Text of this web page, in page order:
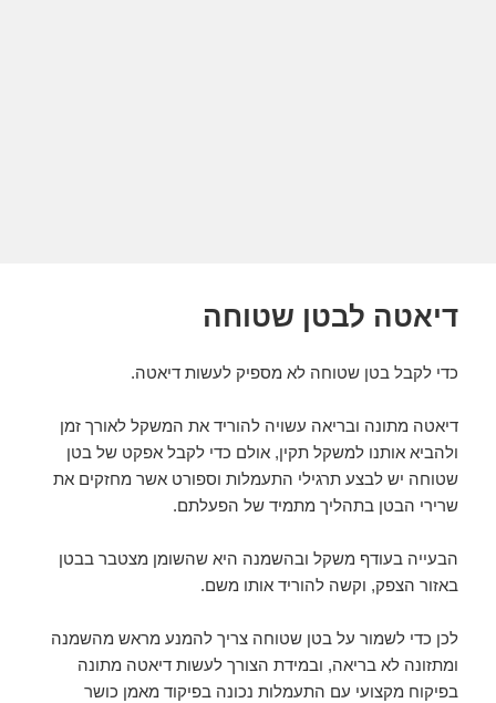
דיאטה לבטן שטוחה
כדי לקבל בטן שטוחה לא מספיק לעשות דיאטה.
דיאטה מתונה ובריאה עשויה להוריד את המשקל לאורך זמן
ולהביא אותנו למשקל תקין, אולם כדי לקבל אפקט של בטן
שטוחה יש לבצע תרגילי התעמלות וספורט אשר מחזקים את
שרירי הבטן בתהליך מתמיד של הפעלתם.
הבעייה בעודף משקל ובהשמנה היא שהשומן מצטבר בבטן
באזור הצפק, וקשה להוריד אותו משם.
לכן כדי לשמור על בטן שטוחה צריך להמנע מראש מהשמנה
ומתזונה לא בריאה, ובמידת הצורך לעשות דיאטה מתונה
בפיקוח מקצועי עם התעמלות נכונה בפיקוד מאמן כושר